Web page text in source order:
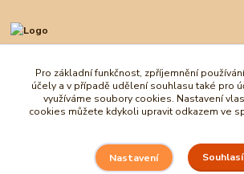
+420 727 972 830
obchod@ostrovherahlavolamu.cz
Pro základní funkčnost, zpříjemnění
účely a v případě udělení souhlasu také pro
využíváme soubory cookies. Nastavení
cookies můžete kdykoli upravit odkazem ve
Nastavení